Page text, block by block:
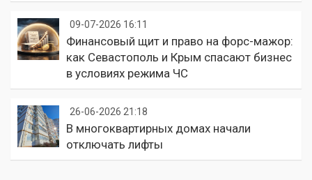
09-07-2026 16:11
Финансовый щит и право на форс-мажор:
как Севастополь и Крым спасают бизнес
в условиях режима ЧС
26-06-2026 21:18
В многоквартирных домах начали
отключать лифты